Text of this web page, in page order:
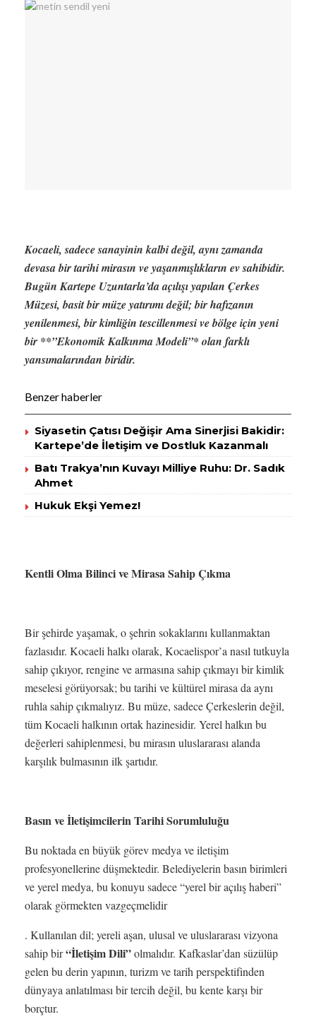
Kocaeli, sadece sanayinin kalbi değil, aynı zamanda
devasa bir tarihi mirasın ve yaşanmışlıkların ev sahibidir.
Bugün Kartepe Uzuntarla’da açılışı yapılan Çerkes
Müzesi, basit bir müze yatırımı değil; bir hafızanın
yenilenmesi, bir kimliğin tescillenmesi ve bölge için yeni
bir **”Ekonomik Kalkınma Modeli”* olan farklı
yansımalarından biridir.
Benzer haberler
Siyasetin Çatısı Değişir Ama Sinerjisi Bakidir:
Kartepe’de İletişim ve Dostluk Kazanmalı
Batı Trakya’nın Kuvayı Milliye Ruhu: Dr. Sadık
Ahmet
Hukuk Ekşi Yemez!
Kentli Olma Bilinci ve Mirasa Sahip Çıkma
Bir şehirde yaşamak, o şehrin sokaklarını kullanmaktan
fazlasıdır. Kocaeli halkı olarak, Kocaelispor’a nasıl tutkuyla
sahip çıkıyor, rengine ve armasına sahip çıkmayı bir kimlik
meselesi görüyorsak; bu tarihi ve kültürel mirasa da aynı
ruhla sahip çıkmalıyız. Bu müze, sadece Çerkeslerin değil,
tüm Kocaeli halkının ortak hazinesidir. Yerel halkın bu
değerleri sahiplenmesi, bu mirasın uluslararası alanda
karşılık bulmasının ilk şartıdır.
Basın ve İletişimcilerin Tarihi Sorumluluğu
Bu noktada en büyük görev medya ve iletişim
profesyonellerine düşmektedir. Belediyelerin basın birimleri
ve yerel medya, bu konuyu sadece “yerel bir açılış haberi”
olarak görmekten vazgeçmelidir
. Kullanılan dil; yereli aşan, ulusal ve uluslararası vizyona
sahip bir“İletişim Dili”olmalıdır. Kafkaslar’dan süzülüp
gelen bu derin yapının, turizm ve tarih perspektifinden
dünyaya anlatılması bir tercih değil, bu kente karşı bir
borçtur.